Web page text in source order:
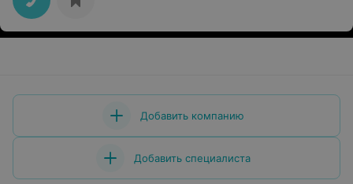
Добавить компанию
Добавить специалиста